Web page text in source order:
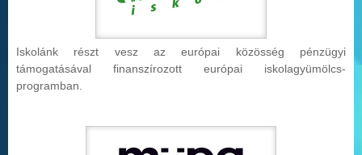
Iskolánk részt vesz az európai közösség pénzügyi
támogatásával finanszírozott európai iskolagyümölcs-
programban.